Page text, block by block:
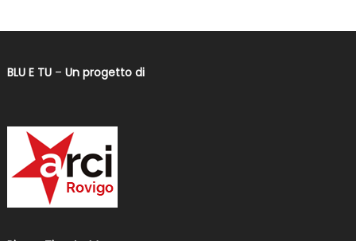
BLU E TU– Un progetto di